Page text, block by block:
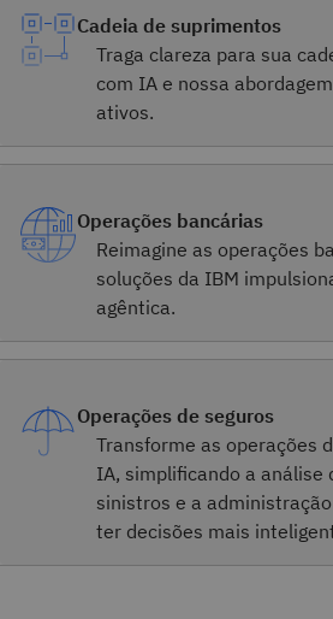
Cadeia de suprimentos
Traga clareza para sua
com IA e nossa
ativos.
Operações bancárias
Reimagine as operações
soluções da IBM
agêntica.
Operações de seguros
Transforme as operações
IA, simplificando a análise
sinistros e a
ter decisões mais